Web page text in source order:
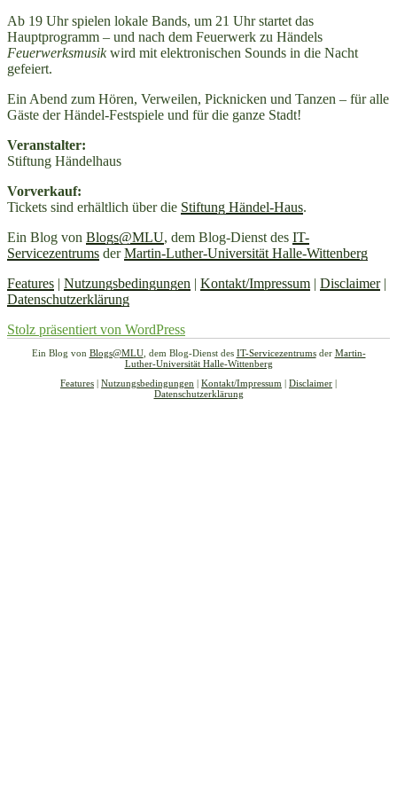
Ab 19 Uhr spielen lokale Bands, um 21 Uhr startet das
Hauptprogramm – und nach dem Feuerwerk zu Händels
Feuerwerksmusikwird mit elektronischen Sounds in die Nacht
gefeiert.
Ein Abend zum Hören, Verweilen, Picknicken und Tanzen – für alle
Gäste der Händel-Festspiele und für die ganze Stadt!
Veranstalter:
Stiftung Händelhaus
Vorverkauf:
Tickets sind erhältlich über die Stiftung Händel-Haus.
Ein Blog von Blogs@MLU, dem Blog-Dienst des IT-
Servicezentrums derMartin-Luther-Universität Halle-Wittenberg
Features | Nutzungsbedingungen | Kontakt/Impressum | Disclaimer|
Datenschutzerklärung
Stolz präsentiert von WordPress
Ein Blog von Blogs@MLU, dem Blog-Dienst des IT-Servicezentrumsder Martin-
Luther-Universität Halle-Wittenberg
Features | Nutzungsbedingungen | Kontakt/Impressum | Disclaimer |
Datenschutzerklärung